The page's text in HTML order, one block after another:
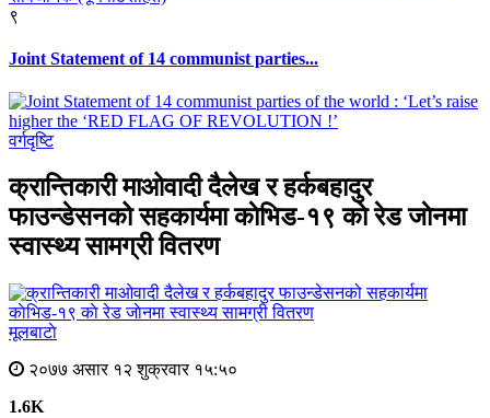
९
Joint Statement of 14 communist parties...
वर्गदृष्टि
क्रान्तिकारी माओवादी दैलेख र हर्कबहादुर
फाउन्डेसनको सहकार्यमा काेभिड-१९ काे रेड जाेनमा
स्वास्थ्य सामग्री वितरण
मूलबाटाे
२०७७ असार १२ शुक्रवार १५:५०
1.6K